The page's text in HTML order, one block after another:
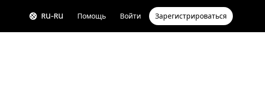
RU-RU Помощь Войти Зарегистрироваться